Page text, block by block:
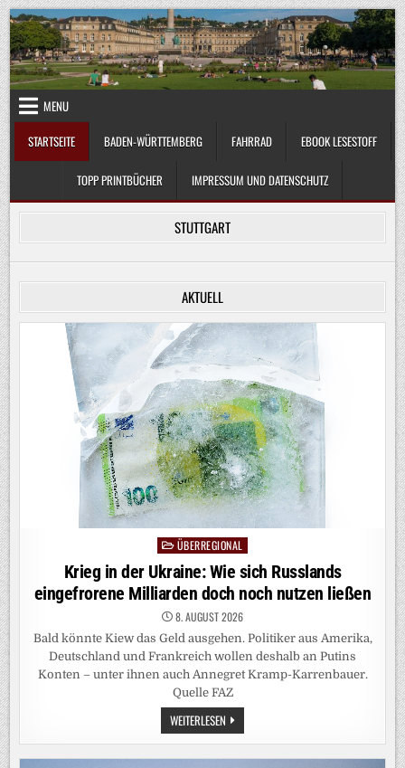
Skip
to
content
MENU
STARTSEITE
BADEN-WÜRTTEMBERG FAHRRAD EBOOK LESESTOFF
TOPP PRINTBÜCHER IMPRESSUM UND DATENSCHUTZ
STUTTGART
AKTUELL
Posted
in
ÜBERREGIONAL
Krieg in der Ukraine: Wie sich Russlands
eingefrorene Milliarden doch noch nutzen ließen
8. AUGUST 2026
Bald könnte Kiew das Geld ausgehen. Politiker aus Amerika,
Deutschland und Frankreich wollen deshalb an Putins
Konten – unter ihnen auch Annegret Kramp-Karrenbauer.
Quelle FAZ
WEITERLESEN KRIEG
IN
DER
UKRAINE: